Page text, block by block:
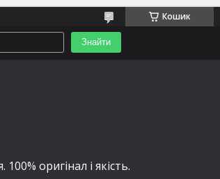
Кошик
Знайти
оригінал і якість.